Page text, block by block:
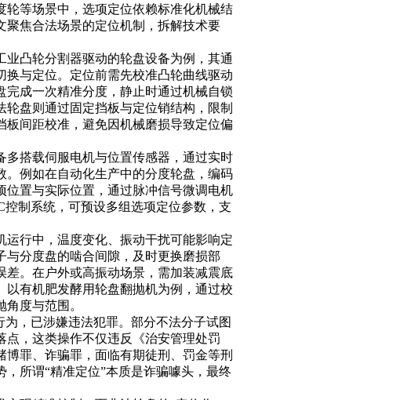
等场景中，选项定位依赖标准化机械结
焦合法场景的定位机制，拆解技术要
凸轮分割器驱动的轮盘设备为例，其通
与定位。定位前需先校准凸轮曲线驱动
成一次精准分度，静止时通过机械自锁
轮盘则通过固定挡板与定位销结构，限制
间距校准，避免因机械磨损导致定位偏
搭载伺服电机与位置传感器，通过实时
例如在自动化生产中的分度轮盘，编码
置与实际位置，通过脉冲信号微调电机
制系统，可预设多组选项定位参数，支
行中，温度变化、振动干扰可能影响定
分度盘的啮合间隙，及时更换磨损部
。在户外或高振动场景，需加装减震底
有机肥发酵用轮盘翻抛机为例，通过校
度与范围。
，已涉嫌违法犯罪。部分不法分子试图
，这类操作不仅违反《治安管理处罚
罪、诈骗罪，面临有期徒刑、罚金等刑
所谓“精准定位”本质是诈骗噱头，最终